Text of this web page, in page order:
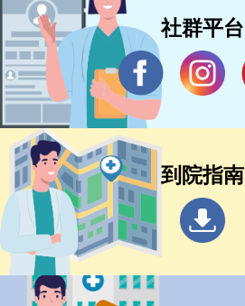
社群平台
到院指南